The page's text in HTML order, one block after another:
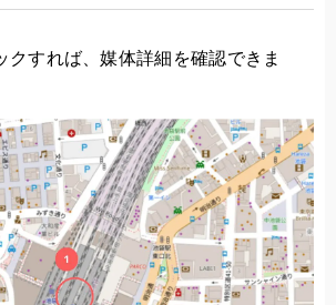
クすれば、媒体詳細を確認できま